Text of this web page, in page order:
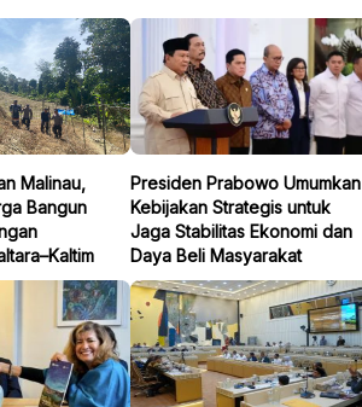
Malinau,
Bangun
Presiden Prabowo Umumkan
Kebijakan Strategis untuk
Jaga Stabilitas Ekonomi dan
Daya Beli Masyarakat